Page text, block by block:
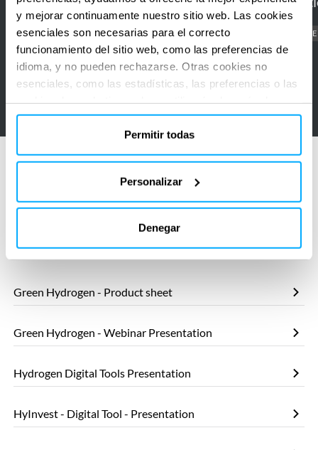
y mejorar continuamente nuestro sitio web. Las cookies
esenciales son necesarias para el correcto
funcionamiento del sitio web, como las preferencias de
idioma, y no pueden rechazarse. Otras cookies no
esenciales, como las estadísticas, las preferencias o las
haya hecho clic en «Aceptar todo». Para obtener más
información, lea nuestra política de cookies en la sección
«Acerca de» y en la parte inferior de nuestro sitio web.
Permitir todas
Personalizar
Denegar
High level environmental and
social risk assessment supply
chain H2BE
HYDROGEN
CARBON CAPTURE
supply
chain
H2BE
CARBON CAPTURE
plant
Fuentes relacionadas
Green Hydrogen - Product sheet
Green Hydrogen - Webinar Presentation
Hydrogen Digital Tools Presentation
HyInvest - Digital Tool - Presentation